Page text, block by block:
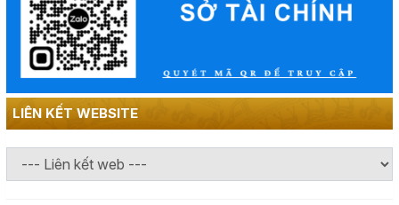
LIÊN KẾT WEBSITE